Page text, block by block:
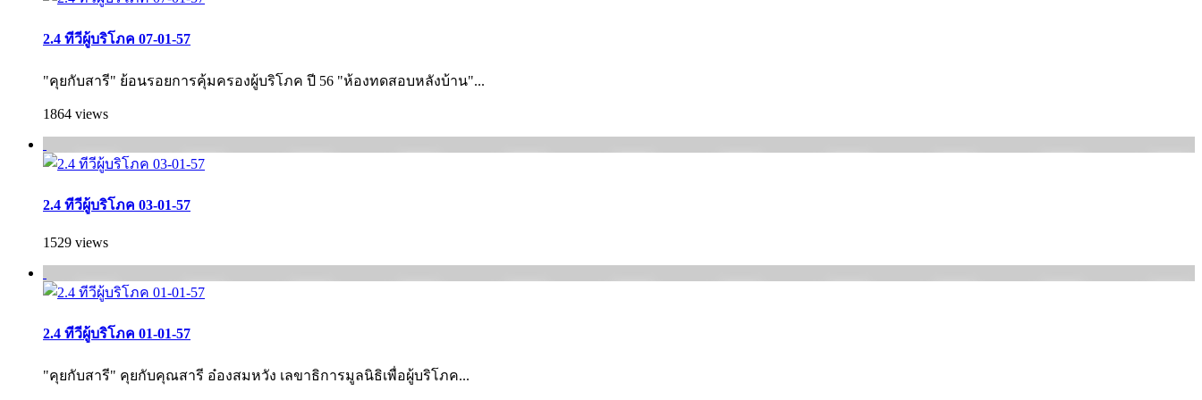
2.4 ทีวีผู้บริโภค 07-01-57
"คุยกับสารี" ย้อนรอยการคุ้มครองผู้บริโภค ปี 56 "ห้องทดสอบหลังบ้าน"...
1864 views
2.4 ทีวีผู้บริโภค 03-01-57
1529 views
2.4 ทีวีผู้บริโภค 01-01-57
"คุยกับสารี" คุยกับคุณสารี อ๋องสมหวัง เลขาธิการมูลนิธิเพื่อผู้บริโภค...